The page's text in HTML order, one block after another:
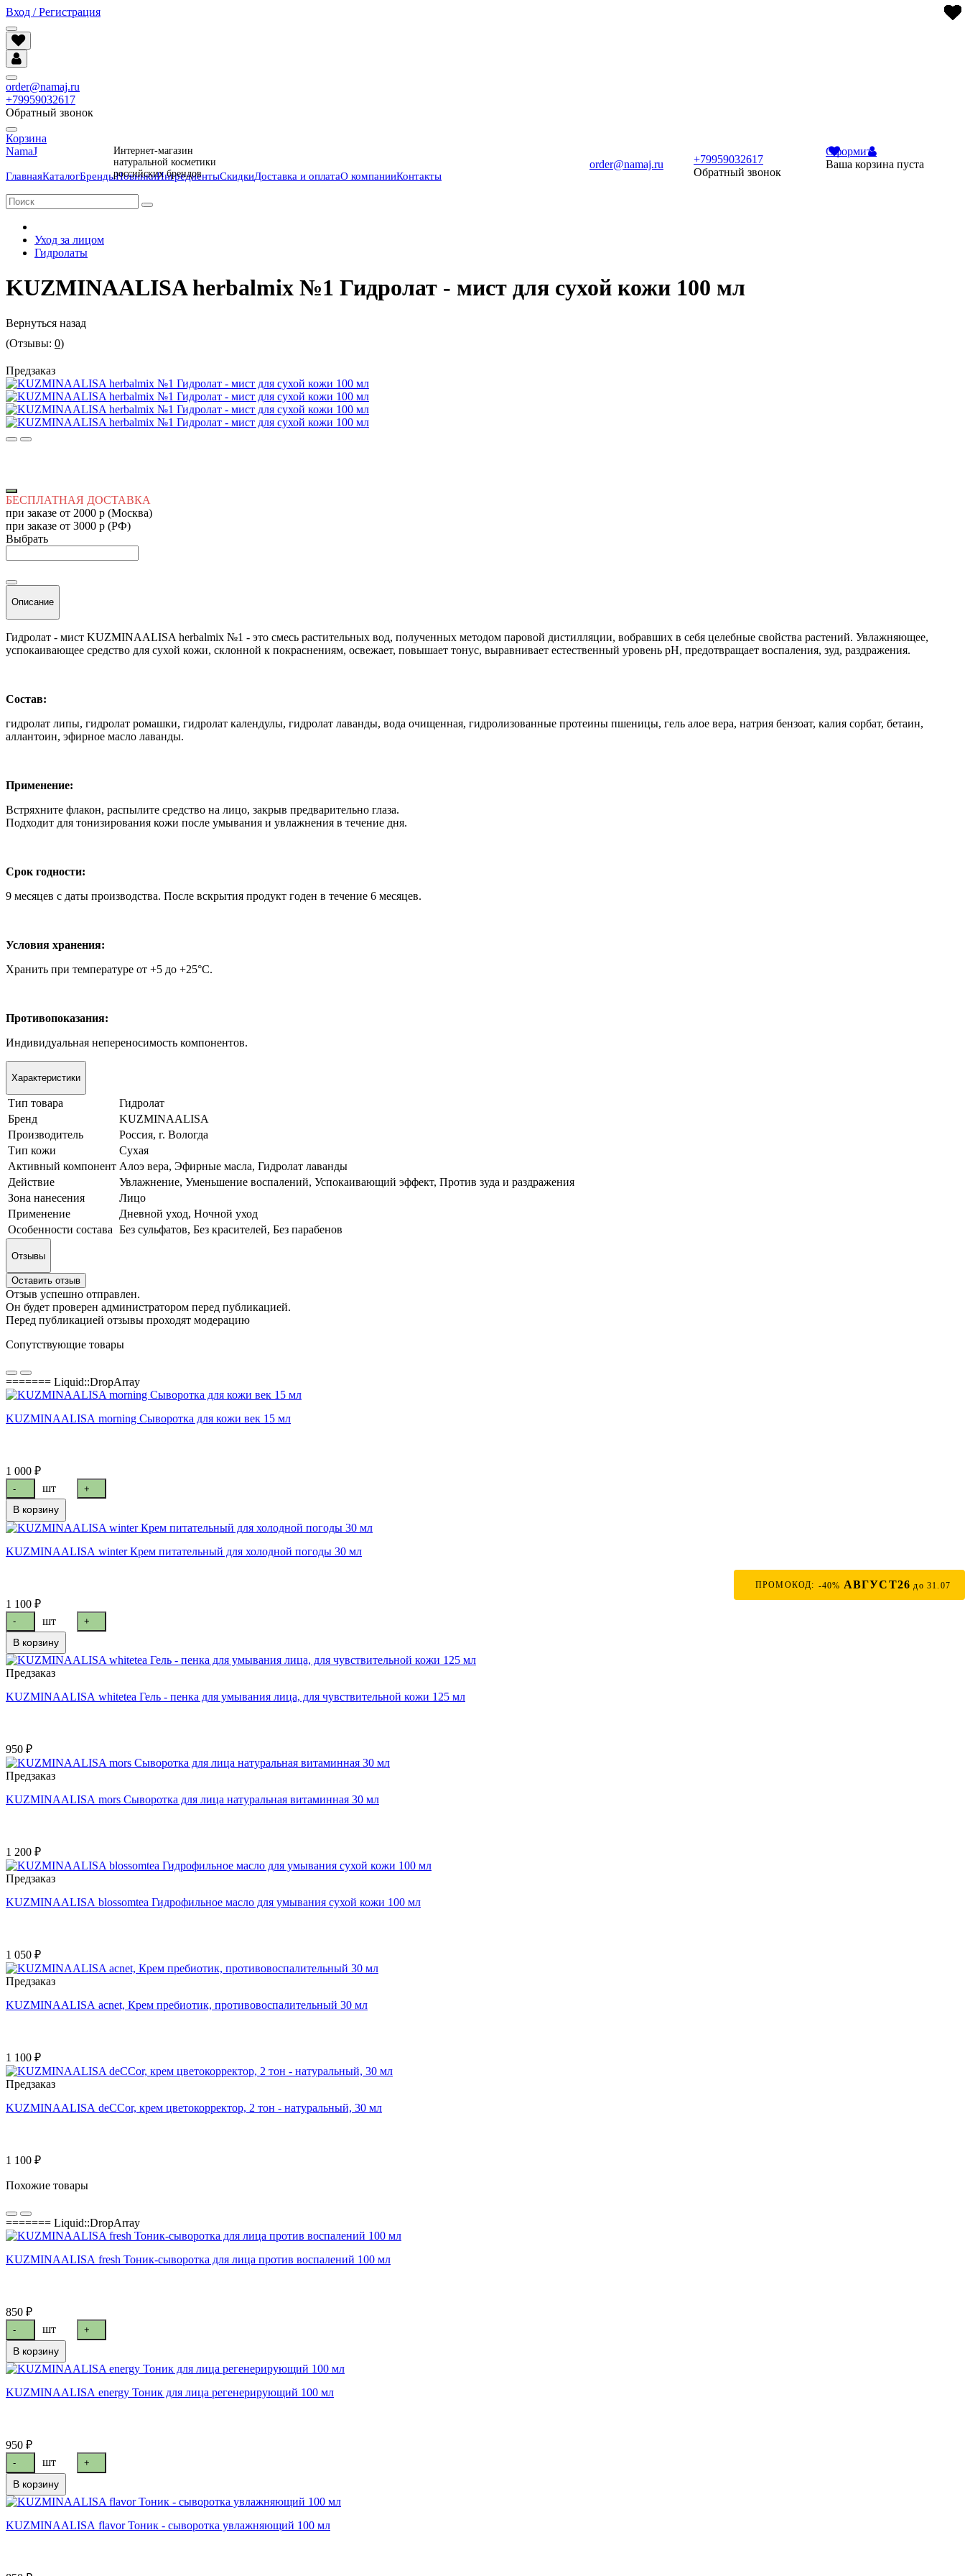
Вход / Регистрация
order@namaj.ru
+79959032617
Обратный звонок
Корзина
ПРОМОКОД: -40% АВГУСТ26 до 31.07
NamaJ
Интернет-магазин
натуральной косметики
российских брендов
order@namaj.ru
+79959032617
Обратный звонок
Оформить
Ваша корзина пуста
ГлавнаяКаталогБрендыНовинкиИнгредиентыСкидкиДоставка и оплатаО компанииКонтакты
Уход за лицом
Гидролаты
KUZMINAALISA herbalmix №1 Гидролат - мист для сухой кожи 100 мл
Вернуться назад
(Отзывы: 0)
Предзаказ
БЕСПЛАТНАЯ ДОСТАВКА
при заказе от 2000 р (Москва)
при заказе от 3000 р (РФ)
Выбрать
Описание
Гидролат - мист KUZMINAALISA herbalmix №1 - это смесь растительных вод, полученных методом паровой дистилляции, вобравших в себя целебные свойства растений. Увлажняющее,
успокаивающее средство для сухой кожи, склонной к покраснениям, освежает, повышает тонус, выравнивает естественный уровень pH, предотвращает воспаления, зуд, раздражения.
Состав:
гидролат липы, гидролат ромашки, гидролат календулы, гидролат лаванды, вода очищенная, гидролизованные протеины пшеницы, гель алое вера, натрия бензоат, калия сорбат, бетаин,
аллантоин, эфирное масло лаванды.
Применение:
Встряхните флакон, распылите средство на лицо, закрыв предварительно глаза.
Подходит для тонизирования кожи после умывания и увлажнения в течение дня.
Срок годности:
9 месяцев с даты производства. После вскрытия продукт годен в течение 6 месяцев.
Условия хранения:
Хранить при температуре от +5 до +25°C.
Противопоказания:
Индивидуальная непереносимость компонентов.
Характеристики
Тип товара
Гидролат
Бренд
KUZMINAALISA
Производитель
Россия, г. Вологда
Тип кожи
Сухая
Активный компонент Алоэ вера, Эфирные масла, Гидролат лаванды
Действие
Увлажнение, Уменьшение воспалений, Успокаивающий эффект, Против зуда и раздражения
Зона нанесения
Лицо
Применение
Дневной уход, Ночной уход
Особенности состава Без сульфатов, Без красителей, Без парабенов
Отзывы
Оставить отзыв
Отзыв успешно отправлен.
Он будет проверен администратором перед публикацией.
Перед публикацией отзывы проходят модерацию
Сопутствующие товары
======= Liquid::DropArray
KUZMINAALISA morning Сыворотка для кожи век 15 мл
1 000 ₽
- шт +
В корзину
KUZMINAALISA winter Крем питательный для холодной погоды 30 мл
1 100 ₽
- шт +
В корзину
Предзаказ
KUZMINAALISA whitetea Гель - пенка для умывания лица, для чувствительной кожи 125 мл
950 ₽
Предзаказ
KUZMINAALISA mors Сыворотка для лица натуральная витаминная 30 мл
1 200 ₽
Предзаказ
KUZMINAALISA blossomtea Гидрофильное масло для умывания сухой кожи 100 мл
1 050 ₽
Предзаказ
KUZMINAALISA acnet, Крем пребиотик, противовоспалительный 30 мл
1 100 ₽
Предзаказ
KUZMINAALISA deССor, крем цветокорректор, 2 тон - натуральный, 30 мл
1 100 ₽
Похожие товары
======= Liquid::DropArray
KUZMINAALISA fresh Тоник-сыворотка для лица против воспалений 100 мл
850 ₽
- шт +
В корзину
KUZMINAALISA energy Тоник для лица регенерирующий 100 мл
950 ₽
- шт +
В корзину
KUZMINAALISA flavor Тоник - сыворотка увлажняющий 100 мл